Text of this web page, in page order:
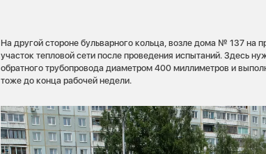
На другой стороне бульварного кольца, возле дома № 137 на
участок тепловой сети после проведения испытаний. Здесь
обратного трубопровода диаметром 400 миллиметров и
тоже до конца рабочей недели.